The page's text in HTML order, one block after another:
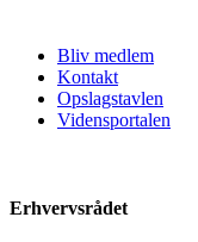
Bliv medlem
Kontakt
Opslagstavlen
Vidensportalen
Erhvervsrådet